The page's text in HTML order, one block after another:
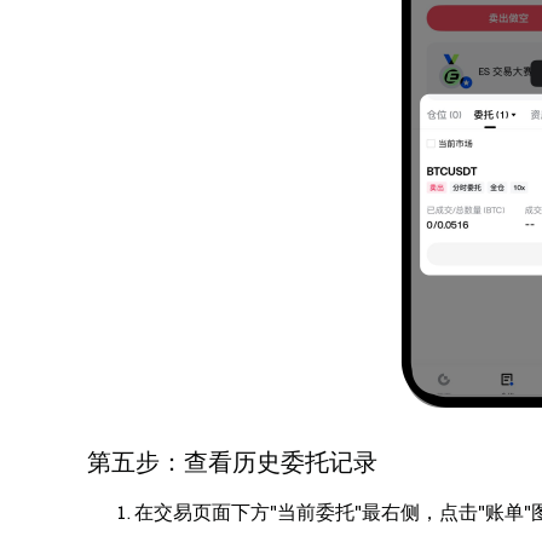
第五步：查看历史委托记录
在交易页面下方"当前委托"最右侧，点击"账单"